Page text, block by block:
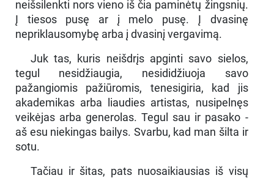
neišsilenkti nors vieno iš čia paminėtų žingsnių.
Į tiesos pusę ar į melo pusę. Į dvasinę
nepriklausomybę arba į dvasinį vergavimą.
Juk tas, kuris neišdrįs apginti savo sielos,
tegul nesidžiaugia, nesididžiuoja savo
pažangiomis pažiūromis, tenesigiria, kad jis
akademikas arba liaudies artistas, nusipelnęs
veikėjas arba generolas. Tegul sau ir pasako -
aš esu niekingas bailys. Svarbu, kad man šilta ir
sotu.
Tačiau ir šitas, pats nuosaikiausias iš visų